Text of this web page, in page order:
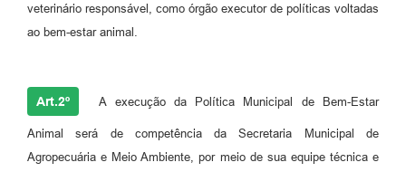
veterinário responsável, como órgão executor de políticas voltadas
ao bem-estar animal.
Art.2º A execução da Política Municipal de Bem-Estar
Animal será de competência da Secretaria Municipal de
Agropecuária e Meio Ambiente, por meio de sua equipe técnica e